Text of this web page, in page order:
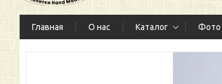
Главная О нас Каталог Фото